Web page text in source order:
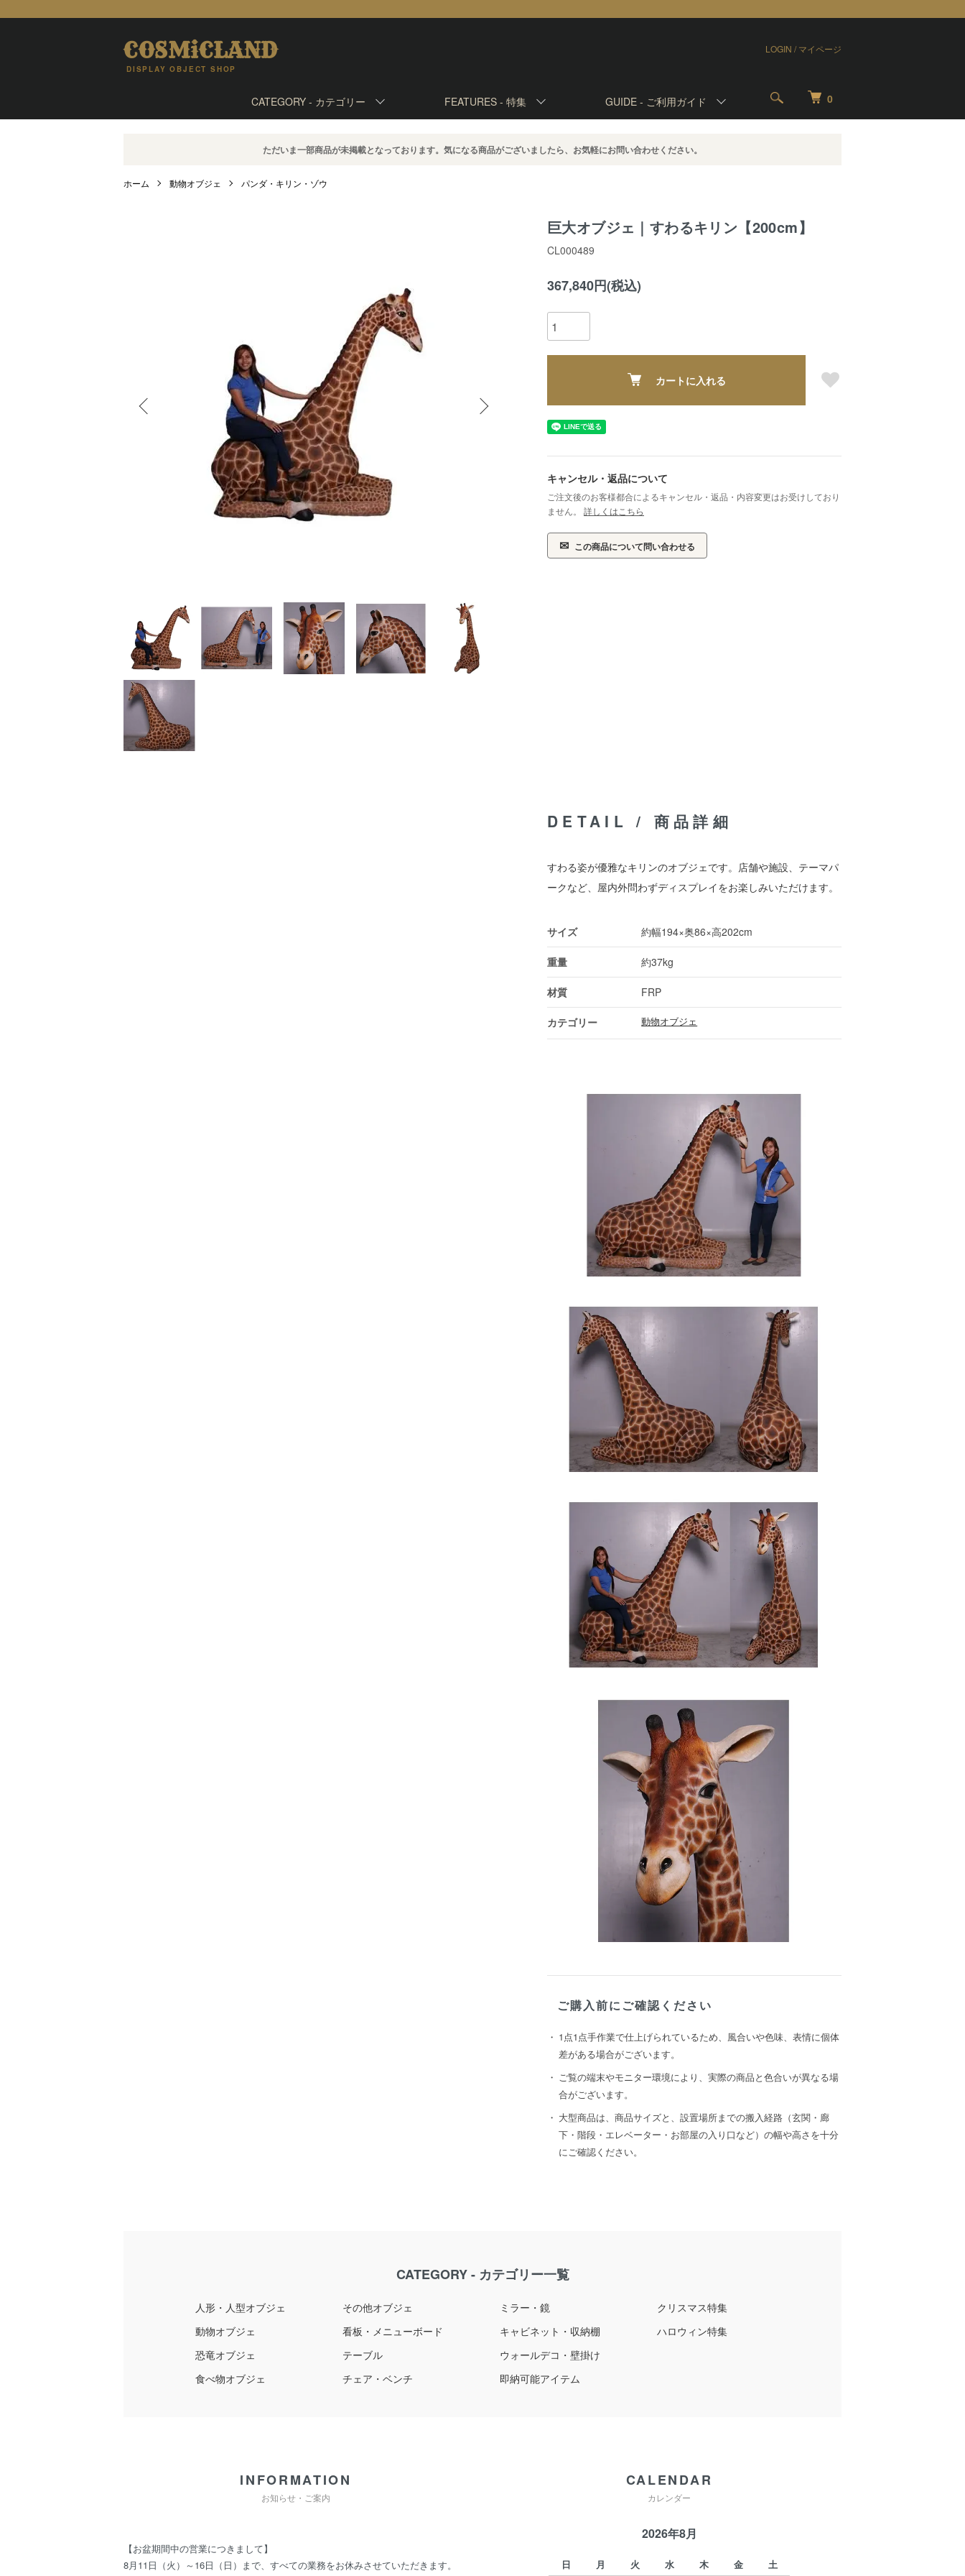
COSMiCLAND
DISPLAY OBJECT SHOP
0
CATEGORY - カテゴリー FEATURES - 特集 GUIDE - ご利用ガイド
LOGIN / マイページ
ただいま一部商品が未掲載となっております。気になる商品がございましたら、お気軽にお問い合わせください。
ホーム 動物オブジェ パンダ・キリン・ゾウ
巨大オブジェ｜すわるキリン【200cm】
CL000489
367,840円(税込)
カートに入れる
キャンセル・返品について
ご注文後のお客様都合によるキャンセル・返品・内容変更はお受けしており
ません。 詳しくはこちら
✉ この商品について問い合わせる
DETAIL / 商品詳細
すわる姿が優雅なキリンのオブジェです。店舗や施設、テーマパ
ークなど、屋内外問わずディスプレイをお楽しみいただけます。
約幅194×奥86×高202cm
約37kg
FRP
動物オブジェ
ご購入前にご確認ください
1点1点手作業で仕上げられているため、風合いや色味、表情に個体
差がある場合がございます。
ご覧の端末やモニター環境により、実際の商品と色合いが異なる場
合がございます。
大型商品は、商品サイズと、設置場所までの搬入経路（玄関・廊
下・階段・エレベーター・お部屋の入り口など）の幅や高さを十分
にご確認ください。
CATEGORY - カテゴリー一覧
人形・人型オブジェ
動物オブジェ
恐竜オブジェ
食べ物オブジェ
その他オブジェ
看板・メニューボード
テーブル
チェア・ベンチ
ミラー・鏡
キャビネット・収納棚
ウォールデコ・壁掛け
即納可能アイテム
クリスマス特集
ハロウィン特集
INFORMATION
お知らせ・ご案内
【お盆期間中の営業につきまして】
8月11日（火）～16日（日）まで、すべての業務をお休みさせていただきます。
CALENDAR
カレンダー
2026年8月
日 月 火 水 木 金 土